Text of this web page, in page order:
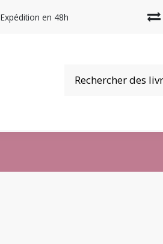
Expédition en 48h